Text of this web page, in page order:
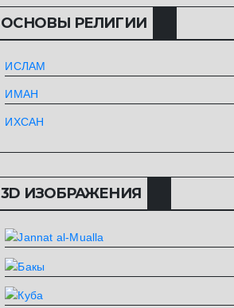
ОСНОВЫ РЕЛИГИИ
ИСЛАМ
ИМАН
ИХСАН
3D ИЗОБРАЖЕНИЯ